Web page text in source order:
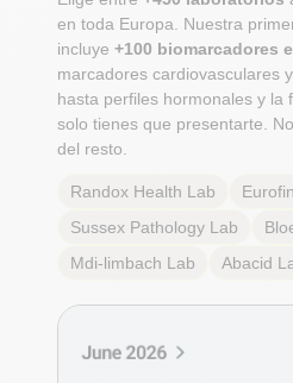
en toda Europa. Nuestra
incluye+100 biomarcadores
marcadores cardiovasculares
hasta perfiles hormonales y la
solo tienes que presentarte.
del resto.
Randox Health Lab
Sussex Pathology Lab
Mdi-limbach Lab Abacid